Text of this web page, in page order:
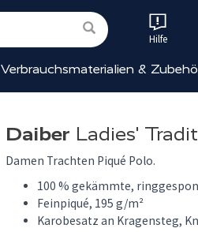
Hilfe
Verbrauchsmaterialien &
Daiber Ladies'
Damen Trachten Piqué Polo.
100 % gekämmte,
Feinpiqué, 195 g/m²
Karobesatz an Kragensteg,